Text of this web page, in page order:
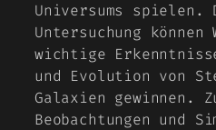
Universums spielen.
Untersuchung
wichtige
und Evolution von
Galaxien gewinnen.
Beobachtungen und